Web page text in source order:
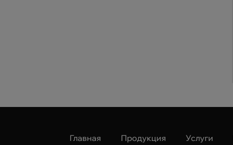
Главная Продукция Услуги